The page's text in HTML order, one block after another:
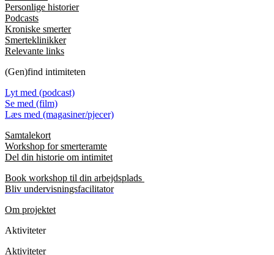
Personlige historier
Podcasts
Kroniske smerter
Smerteklinikker
Relevante links
(Gen)find intimiteten
Lyt med (podcast)
Se med (film)
Læs med (magasiner/pjecer)
Samtalekort
Workshop for smerteramte
Del din historie om intimitet
Book workshop til din arbejdsplads
Bliv undervisningsfacilitator
Om projektet
Aktiviteter
Aktiviteter